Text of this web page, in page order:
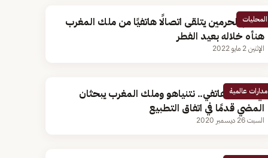
المحليات
خادم الحرمين يتلقى اتصالًا هاتفيًا من ملك المغرب
هنأه خلاله بعيد الفطر
الإثنين 2 مايو 2022
مدارات عالمية
في اتصال هاتفي.. نتنياهو وملك المغرب يبحثان
المضي قدمًا في اتفاق التطبيع
السبت 26 ديسمبر 2020